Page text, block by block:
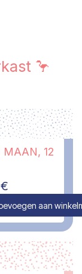
🦩
Compare
MAAN, 12
€
aan